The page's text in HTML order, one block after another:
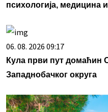
психологија, медицина
06. 08. 2026 09:17
Кула први пут домаћин
Западнобачког округа